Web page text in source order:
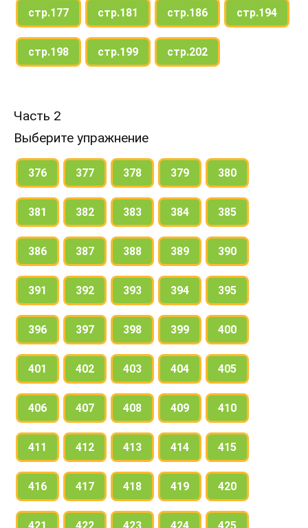
стр.177 стр.181 стр.186 стр.194
стр.198 стр.199 стр.202
Часть 2
Выберите упражнение
376 377 378 379 380
381 382 383 384 385
386 387 388 389 390
391 392 393 394 395
396 397 398 399 400
401 402 403 404 405
406 407 408 409 410
411 412 413 414 415
416 417 418 419 420